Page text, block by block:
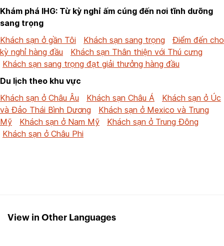
Khám phá IHG: Từ kỳ nghỉ ấm cúng đến nơi tĩnh dưỡng
sang trọng
Khách sạn ở gần Tôi
Khách sạn sang trọng
Điểm đến cho
kỳ nghỉ hàng đầu
Khách sạn Thân thiện với Thú cưng
Khách sạn sang trọng đạt giải thưởng hàng đầu
Du lịch theo khu vực
Khách sạn ở Châu Âu
Khách sạn Châu Á
Khách sạn ở Úc
và Đảo Thái Bình Dương
Khách sạn ở Mexico và Trung
Mỹ
Khách sạn ở Nam Mỹ
Khách sạn ở Trung Đông
Khách sạn ở Châu Phi
View in Other Languages